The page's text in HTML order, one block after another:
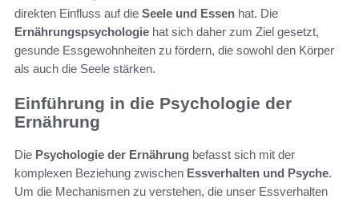
direkten Einfluss auf die Seele und Essen hat. Die
Ernährungspsychologie hat sich daher zum Ziel gesetzt,
gesunde Essgewohnheiten zu fördern, die sowohl den Körper
als auch die Seele stärken.
Einführung in die Psychologie der
Ernährung
Die Psychologie der Ernährung befasst sich mit der
komplexen Beziehung zwischen Essverhalten und Psyche.
Um die Mechanismen zu verstehen, die unser Essverhalten